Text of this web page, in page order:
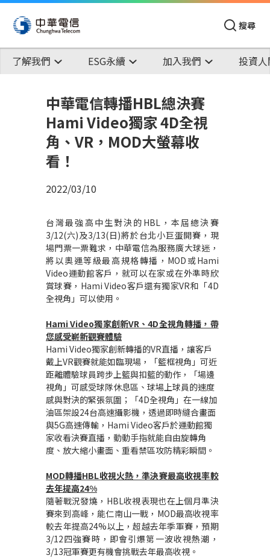
搜尋
了解我們 ESG永續 加入我們 投資
中華電信轉播HBL總決賽
Hami Video獨家 4D全視
角、VR，MOD大螢幕收
看！
2022/03/10
台灣最強高中生對決的HBL，本屆總決賽
3/12(六)及3/13(日)將於台北小巨蛋開賽，現
場門票一票難求，中華電信為服務廣大球迷，
將以奧運等級最高規格轉播，MOD或Hami
Video運動館客戶，就可以在家或在外準時欣
賞球賽，Hami Video客戶還有獨家VR和「4D
全視角」可以使用。
Hami Video獨家創新VR、4D全視角轉播，帶
您感受嶄新觀賽體驗
Hami Video獨家創新轉播的VR直播，讓客戶
戴上VR觀賽就能如臨現場，「籃框視角」可近
距離體驗球員跨步上籃與扣籃的動作，「場邊
視角」可感受球隊休息區、球場上球員的速度
感與對決的緊張氛圍；「4D全視角」在一線加
油區架設24台高速攝影機，透過即時縫合畫面
與5G高速傳輸，Hami Video客戶於運動館獨
家收看決賽直播，動動手指就能自由旋轉角
度、放大縮小畫面、重看禁區攻防精彩瞬間。
MOD轉播HBL收視火熱，準決賽最高收視率較
去年提高24%
隨著戰況發燒，HBL收視表現也在上個月準決
賽來到高峰，能仁南山一戰，MOD最高收視率
較去年提高24%以上，超越去年季軍賽，預期
3/12四強賽時，即會引爆第一波收視熱潮，
3/13冠軍賽更有機會挑戰去年最高收視。